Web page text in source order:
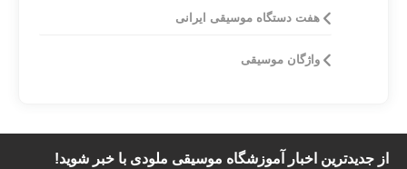
هفت دستگاه موسیقی ایرانی
واژگان موسیقی
از جدیدترین اخبار آموزشگاه موسیقی ملودی با خبر شوید!​